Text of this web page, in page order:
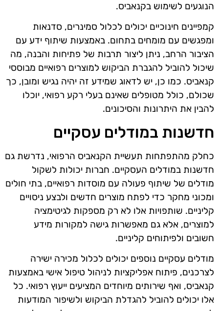
הנוגעים לשימוש בקנאביס.
קמפיינים חינוכיים יכולים לכלול סמינרים, סדנאות
ומפגשים עם מומחים בתחום. באמצעות שיתוף ידע עם
הציבור הרחב, ניתן ליצור תרבות של פתיחות והבנה, מה
שיכול להוביל להגברת הביקוש למוצרים רפואיים מבוססי
קנאביס. כמו כן, יש לדאוג שמידע זה יהיה נגיש ומובן, כך
שכולם, כולל מטופלים שאינם בעלי רקע רפואי, יוכלו
להבין את היתרונות והסיכונים.
חדשנות במודלים עסקיים
כחלק מהתפתחות תעשיית הקנאביס הרפואי, נדרשת גם
חדשנות במודלים העסקיים. חברות יכולות לשקול
מודלים של שיתוף פעולה עם מוסדות רפואיים, בתי חולים
ומכוני מחקר כדי לפתח מוצרים חדשים ולבצע ניסויים
קליניים. שותפויות אלו לא רק מספקות לגיטימציה
למוצרים, אלא גם מאפשרות גישה למקורות מידע
חשובים ולפיתוחים קליניים.
מודלים עסקיים נוספים יכולים לכלול מכירה ישירה
לצרכנים, פיתוח אפליקציות לניהול טיפול אישי באמצעות
קנאביס, ואף שירותים מיוחדים המציעים ייעוץ רפואי. כל
אלו יכולים להוביל להגדלת הביקוש ולשיפור המודעות